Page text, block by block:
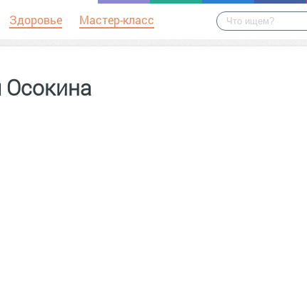
Здоровье Мастер-класс
Осокина